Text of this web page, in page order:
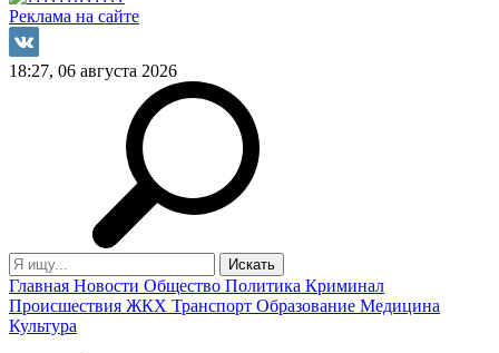
Реклама на сайте
18:27, 06 августа 2026
Главная Новости Общество Политика Криминал
Происшествия ЖКХ Транспорт Образование Медицина
Культура